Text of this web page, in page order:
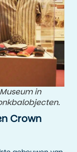
in
Crown